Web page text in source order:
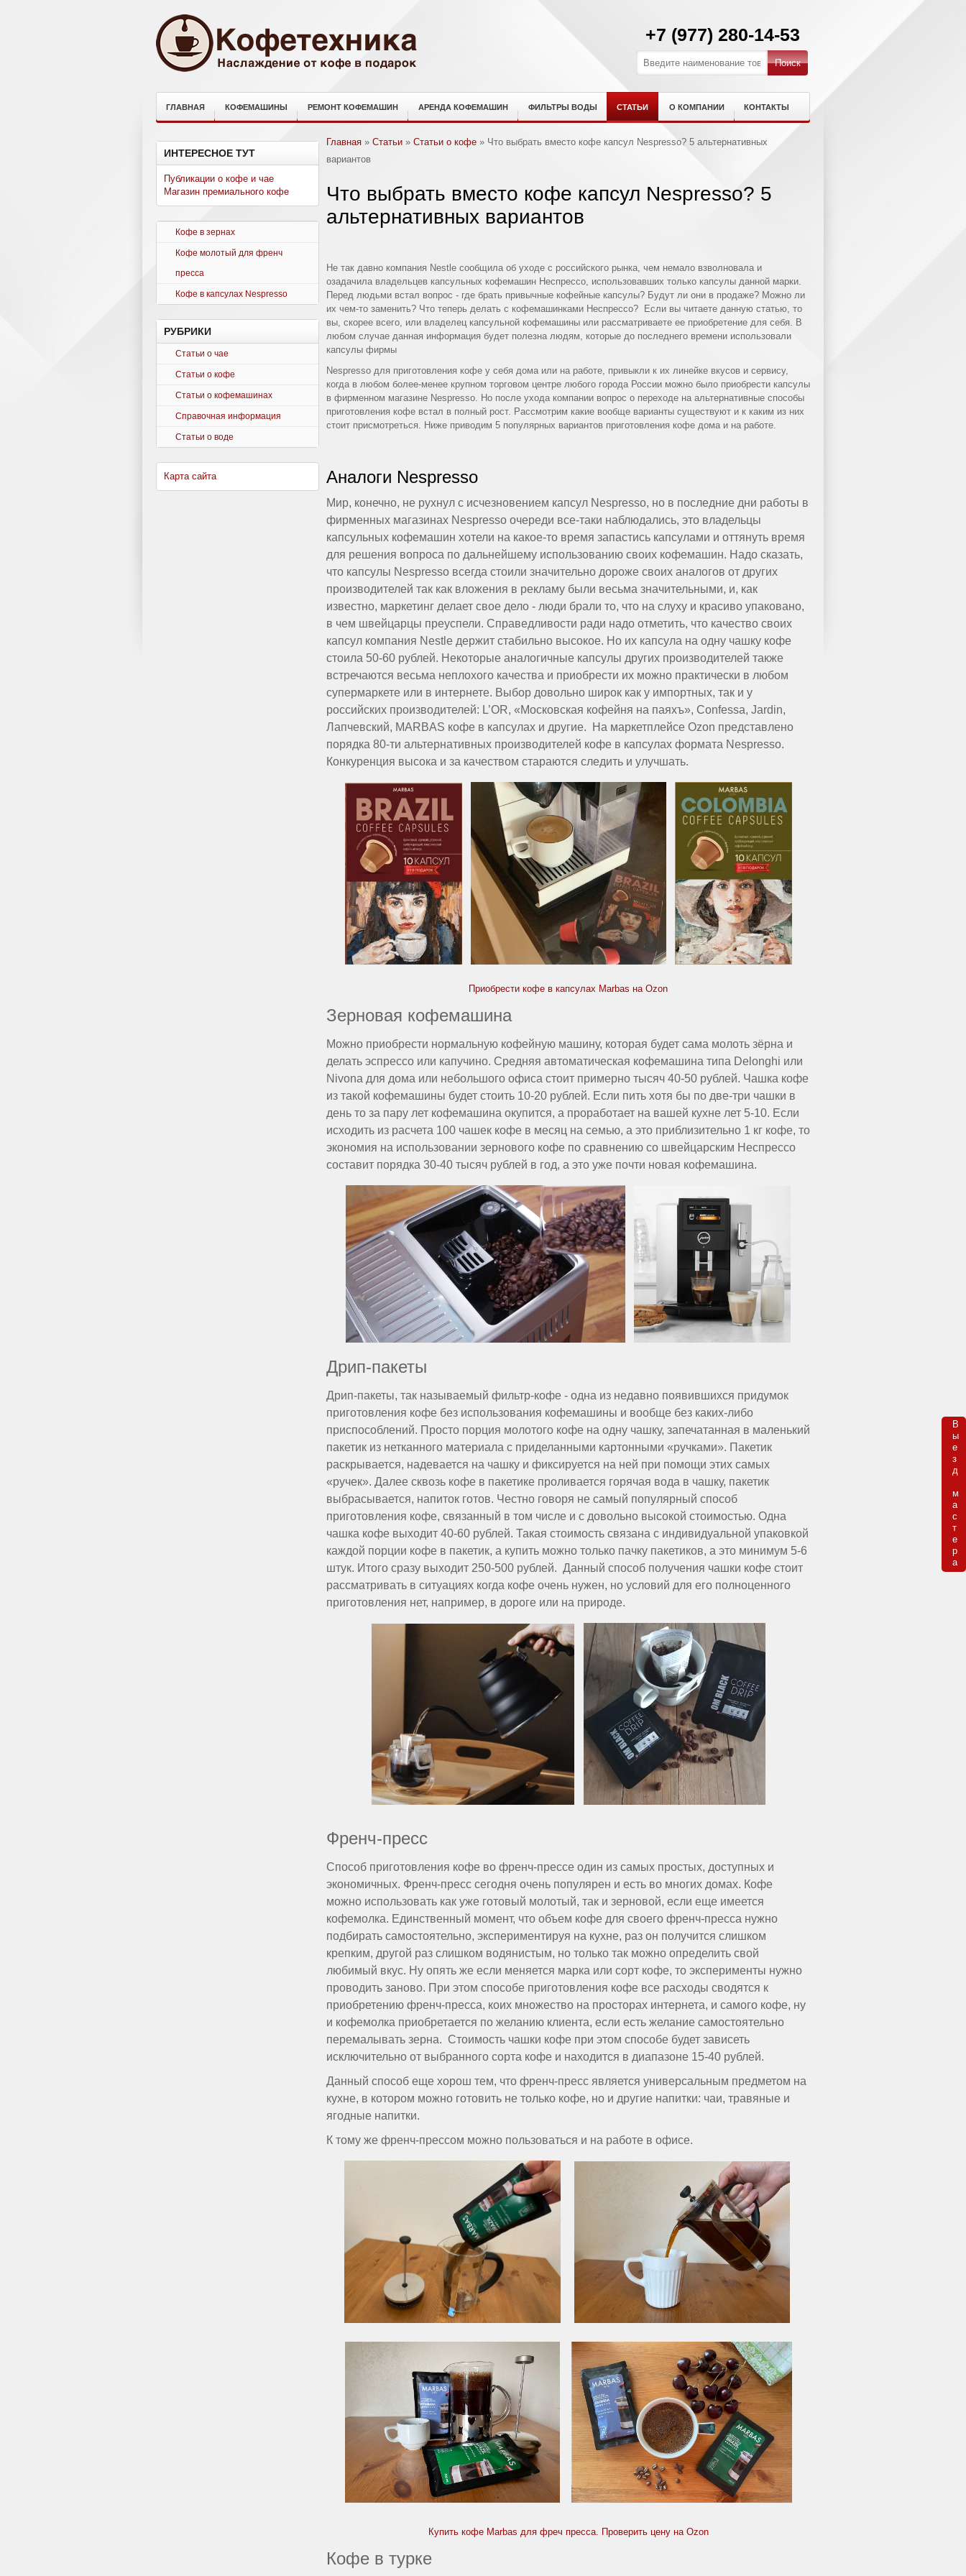
+7 (977) 280-14-53
ГЛАВНАЯ КОФЕМАШИНЫ РЕМОНТ КОФЕМАШИН АРЕНДА КОФЕМАШИН ФИЛЬТРЫ ВОДЫ СТАТЬИ О КОМПАНИИ КОНТАКТЫ
ИНТЕРЕСНОЕ ТУТ
Публикации о кофе и чае
Магазин премиального кофе
Кофе в зернах
Кофе молотый для френч
пресса
Кофе в капсулах Nespresso
РУБРИКИ
Статьи о чае
Статьи о кофе
Статьи о кофемашинах
Справочная информация
Статьи о воде
Карта сайта
Главная » Статьи » Статьи о кофе » Что выбрать вместо кофе капсул Nespresso? 5 альтернативных
вариантов
Что выбрать вместо кофе капсул Nespresso? 5
альтернативных вариантов
Не так давно компания Nestle сообщила об уходе с российского рынка, чем немало взволновала и
озадачила владельцев капсульных кофемашин Неспрессо, использовавших только капсулы данной марки.
Перед людьми встал вопрос - где брать привычные кофейные капсулы? Будут ли они в продаже? Можно ли
их чем-то заменить? Что теперь делать с кофемашинками Неспрессо? Если вы читаете данную статью, то
вы, скорее всего, или владелец капсульной кофемашины или рассматриваете ее приобретение для себя. В
любом случае данная информация будет полезна людям, которые до последнего времени использовали
капсулы фирмы
Nespresso для приготовления кофе у себя дома или на работе, привыкли к их линейке вкусов и сервису,
когда в любом более-менее крупном торговом центре любого города России можно было приобрести капсулы
в фирменном магазине Nespresso. Но после ухода компании вопрос о переходе на альтернативные способы
приготовления кофе встал в полный рост. Рассмотрим какие вообще варианты существуют и к каким из них
стоит присмотреться. Ниже приводим 5 популярных вариантов приготовления кофе дома и на работе.
Аналоги Nespresso
Мир, конечно, не рухнул с исчезновением капсул Nespresso, но в последние дни работы в
фирменных магазинах Nespresso очереди все-таки наблюдались, это владельцы
капсульных кофемашин хотели на какое-то время запастись капсулами и оттянуть время
для решения вопроса по дальнейшему использованию своих кофемашин. Надо сказать,
что капсулы Nespresso всегда стоили значительно дороже своих аналогов от других
производителей так как вложения в рекламу были весьма значительными, и, как
известно, маркетинг делает свое дело - люди брали то, что на слуху и красиво упаковано,
в чем швейцарцы преуспели. Справедливости ради надо отметить, что качество своих
капсул компания Nestle держит стабильно высокое. Но их капсула на одну чашку кофе
стоила 50-60 рублей. Некоторые аналогичные капсулы других производителей также
встречаются весьма неплохого качества и приобрести их можно практически в любом
супермаркете или в интернете. Выбор довольно широк как у импортных, так и у
российских производителей: L’OR, «Московская кофейня на паяхъ», Confessa, Jardin,
Лапчевский, MARBAS кофе в капсулах и другие. На маркетплейсе Ozon представлено
порядка 80-ти альтернативных производителей кофе в капсулах формата Nespresso.
Конкуренция высока и за качеством стараются следить и улучшать.
Приобрести кофе в капсулах Marbas на Ozon
Зерновая кофемашина
Можно приобрести нормальную кофейную машину, которая будет сама молоть зёрна и
делать эспрессо или капучино. Средняя автоматическая кофемашина типа Delonghi или
Nivona для дома или небольшого офиса стоит примерно тысяч 40-50 рублей. Чашка кофе
из такой кофемашины будет стоить 10-20 рублей. Если пить хотя бы по две-три чашки в
день то за пару лет кофемашина окупится, а проработает на вашей кухне лет 5-10. Если
исходить из расчета 100 чашек кофе в месяц на семью, а это приблизительно 1 кг кофе, то
экономия на использовании зернового кофе по сравнению со швейцарским Неспрессо
составит порядка 30-40 тысяч рублей в год, а это уже почти новая кофемашина.
Дрип-пакеты
Дрип-пакеты, так называемый фильтр-кофе - одна из недавно появившихся придумок
приготовления кофе без использования кофемашины и вообще без каких-либо
приспособлений. Просто порция молотого кофе на одну чашку, запечатанная в маленький
пакетик из нетканного материала с приделанными картонными «ручками». Пакетик
раскрывается, надевается на чашку и фиксируется на ней при помощи этих самых
«ручек». Далее сквозь кофе в пакетике проливается горячая вода в чашку, пакетик
выбрасывается, напиток готов. Честно говоря не самый популярный способ
приготовления кофе, связанный в том числе и с довольно высокой стоимостью. Одна
чашка кофе выходит 40-60 рублей. Такая стоимость связана с индивидуальной упаковкой
каждой порции кофе в пакетик, а купить можно только пачку пакетиков, а это минимум 5-6
штук. Итого сразу выходит 250-500 рублей. Данный способ получения чашки кофе стоит
рассматривать в ситуациях когда кофе очень нужен, но условий для его полноценного
приготовления нет, например, в дороге или на природе.
Френч-пресс
Способ приготовления кофе во френч-прессе один из самых простых, доступных и
экономичных. Френч-пресс сегодня очень популярен и есть во многих домах. Кофе
можно использовать как уже готовый молотый, так и зерновой, если еще имеется
кофемолка. Единственный момент, что объем кофе для своего френч-пресса нужно
подбирать самостоятельно, экспериментируя на кухне, раз он получится слишком
крепким, другой раз слишком водянистым, но только так можно определить свой
любимый вкус. Ну опять же если меняется марка или сорт кофе, то эксперименты нужно
проводить заново. При этом способе приготовления кофе все расходы сводятся к
приобретению френч-пресса, коих множество на просторах интернета, и самого кофе, ну
и кофемолка приобретается по желанию клиента, если есть желание самостоятельно
перемалывать зерна. Стоимость чашки кофе при этом способе будет зависеть
исключительно от выбранного сорта кофе и находится в диапазоне 15-40 рублей.
Данный способ еще хорош тем, что френч-пресс является универсальным предметом на
кухне, в котором можно готовить не только кофе, но и другие напитки: чаи, травяные и
ягодные напитки.
К тому же френч-прессом можно пользоваться и на работе в офисе.
Купить кофе Marbas для фреч пресса. Проверить цену на Ozon
Кофе в турке
В
ы
е
з
д
м
а
с
т
е
р
а